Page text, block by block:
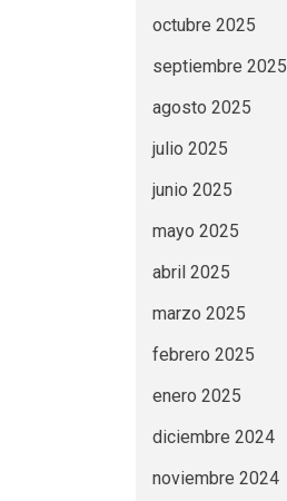
octubre 2025
septiembre 2025
agosto 2025
julio 2025
junio 2025
mayo 2025
abril 2025
marzo 2025
febrero 2025
enero 2025
diciembre 2024
noviembre 2024